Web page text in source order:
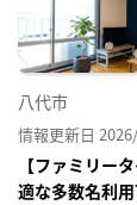
八代市
情報更新日
【ファミリー
適な多数名利